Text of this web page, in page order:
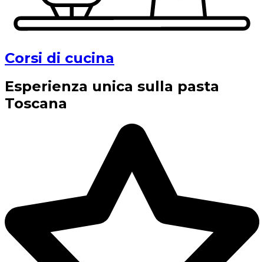
Corsi di cucina
Esperienza unica sulla pasta
Toscana